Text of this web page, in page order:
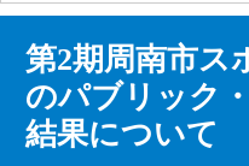
第2期周南市ス
のパブリック
結果について